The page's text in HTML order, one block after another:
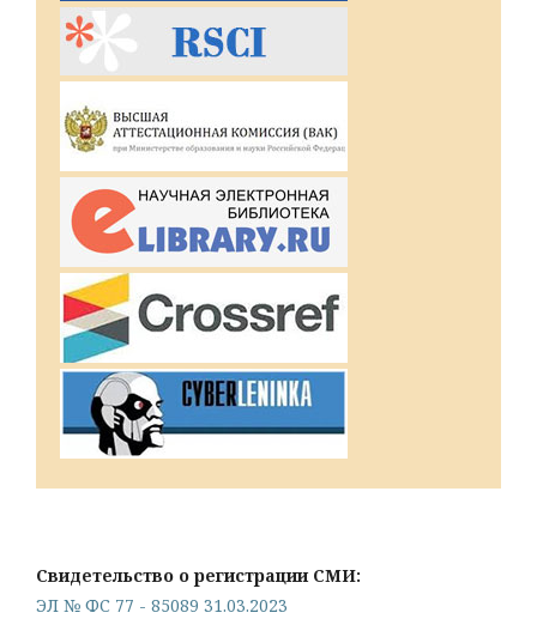
Свидетельство о регистрации СМИ:
ЭЛ № ФС 77 - 85089 31.03.2023